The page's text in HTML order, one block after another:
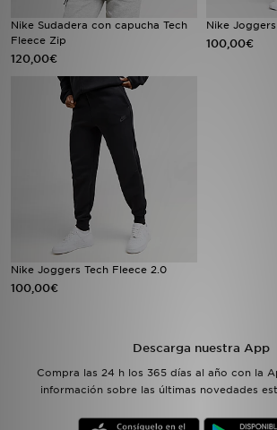
Nike Sudadera con capucha Tech
Fleece Zip
120,00€
Nike
100,00€
Nike Joggers Tech Fleece 2.0
100,00€
Descarga nuestra App
Compra las 24 h los 365 días al año con la
información sobre las últimas novedades
TARJETA REGALO
MI JD